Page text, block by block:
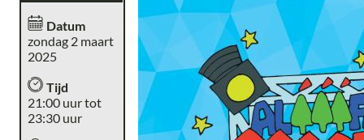
Datum
zondag 2 maart
2025
Tijd
21:00 uur tot
23:30 uur